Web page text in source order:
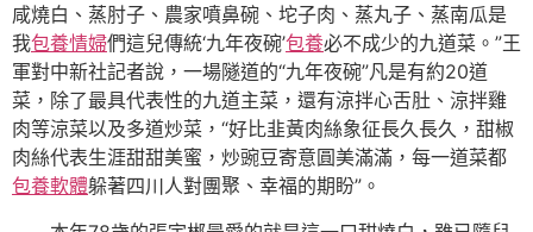
咸燒白、蒸肘子、農家噴鼻碗、坨子肉、蒸丸子、蒸南瓜是
我包養情婦們這兒傳統‘九年夜碗’包養必不成少的九道菜。”王
軍對中新社記者說，一場隧道的“九年夜碗”凡是有約20道
菜，除了最具代表性的九道主菜，還有涼拌心舌肚、涼拌雞
肉等涼菜以及多道炒菜，“好比韭黃肉絲象征長久長久，甜椒
肉絲代表生涯甜甜美蜜，炒豌豆寄意圓美滿滿，每一道菜都
包養軟體躲著四川人對團聚、幸福的期盼”。